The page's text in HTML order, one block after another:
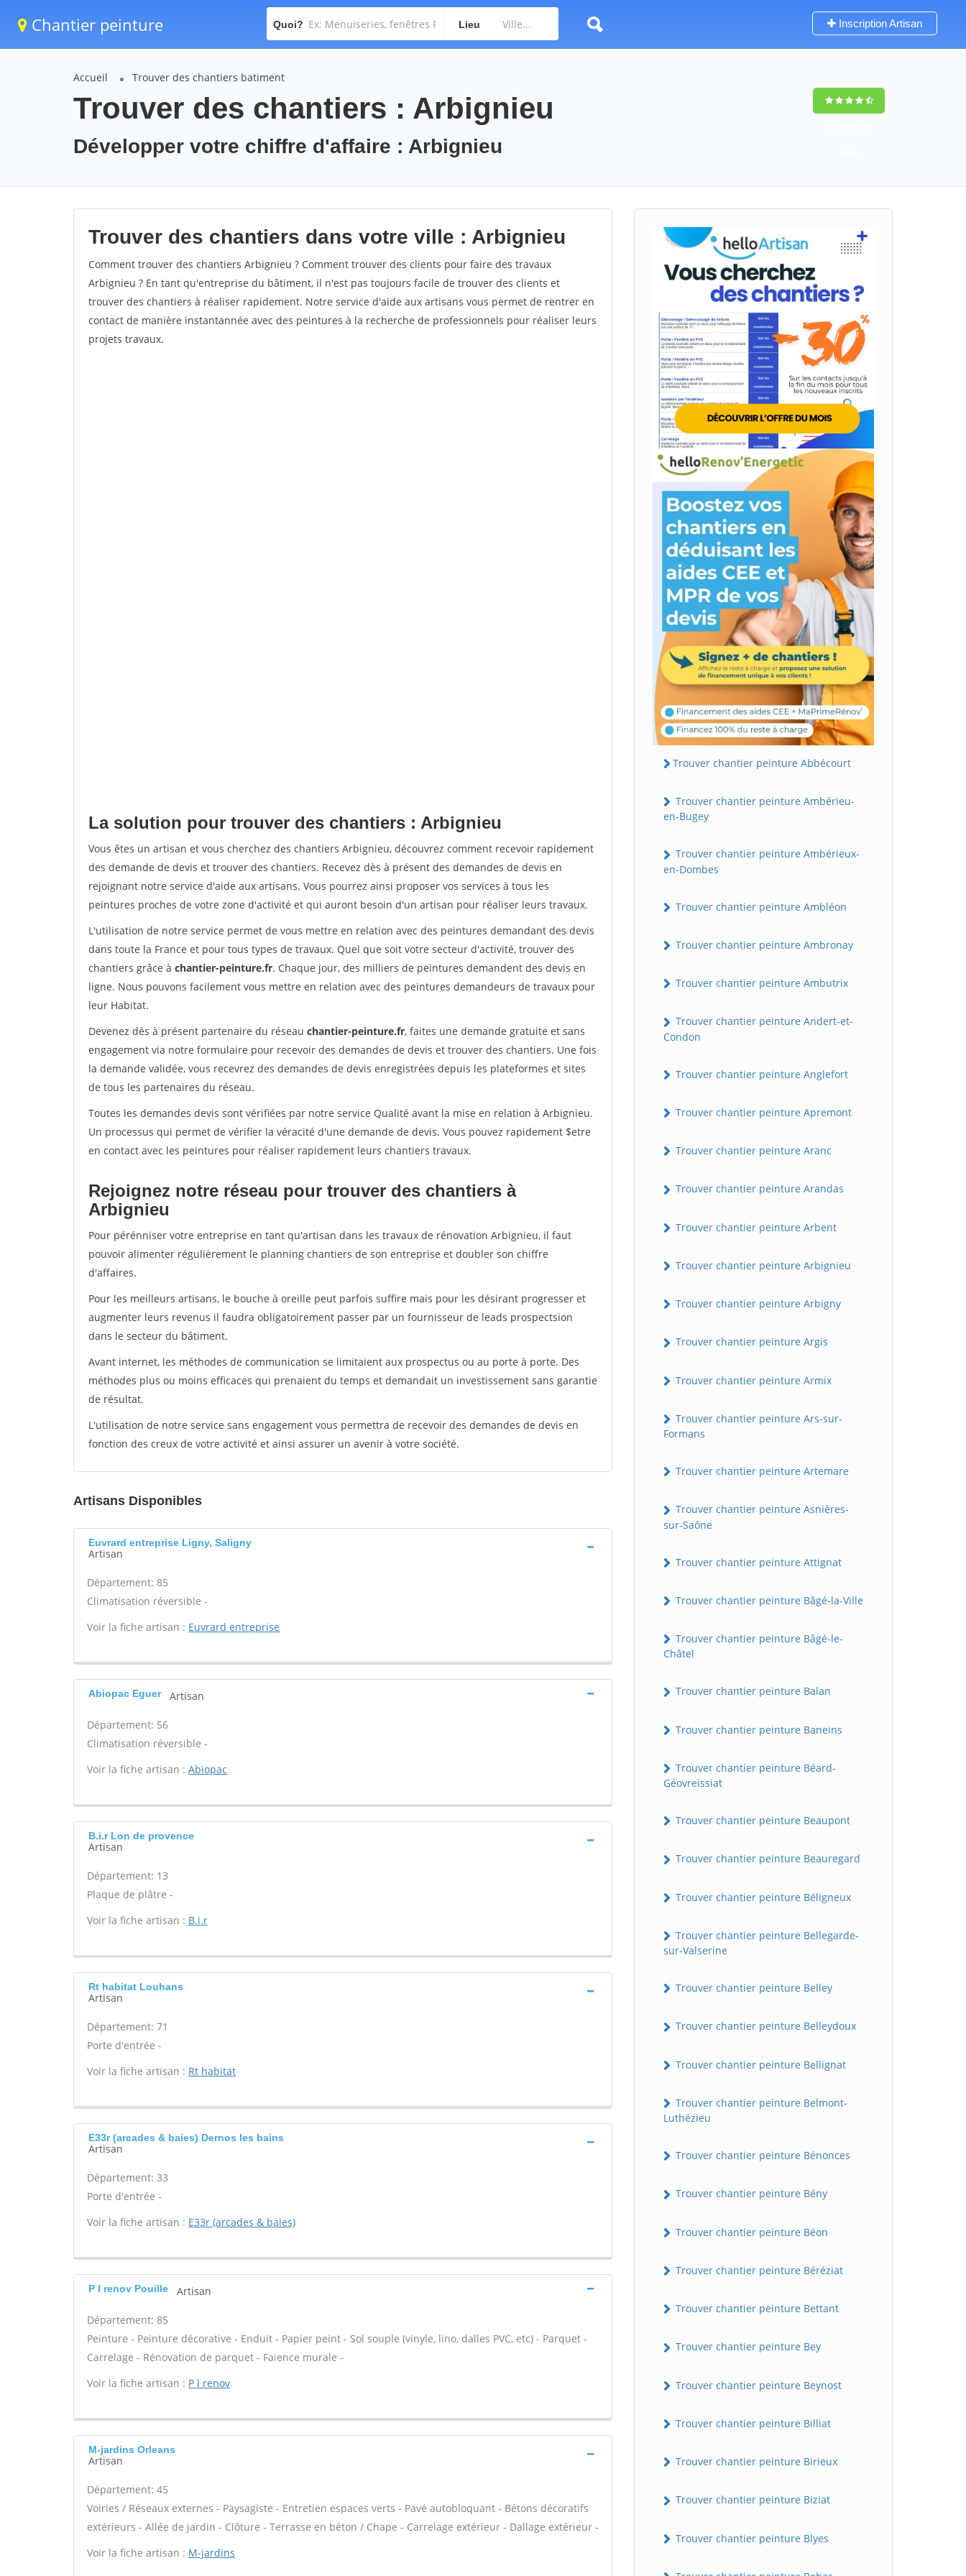
Chantier peinture Quoi? Lieu Inscription Artisan
Accueil Trouver des chantiers batiment
Trouver des chantiers : Arbignieu
Développer votre chiffre d'affaire : Arbignieu
Trouver des chantiers dans votre ville : Arbignieu
Comment trouver des chantiers Arbignieu ? Comment trouver des clients pour faire des travaux
Arbignieu ? En tant qu'entreprise du bâtiment, il n'est pas toujours facile de trouver des clients et
trouver des chantiers à réaliser rapidement. Notre service d'aide aux artisans vous permet de rentrer en
contact de manière instantannée avec des peintures à la recherche de professionnels pour réaliser leurs
projets travaux.
La solution pour trouver des chantiers : Arbignieu
Vous êtes un artisan et vous cherchez des chantiers Arbignieu, découvrez comment recevoir rapidement
des demande de devis et trouver des chantiers. Recevez dès à présent des demandes de devis en
rejoignant notre service d'aide aux artisans. Vous pourrez ainsi proposer vos services à tous les
peintures proches de votre zone d'activité et qui auront besoin d'un artisan pour réaliser leurs travaux.
L'utilisation de notre service permet de vous mettre en relation avec des peintures demandant des devis
dans toute la France et pour tous types de travaux. Quel que soit votre secteur d'activité, trouver des
chantiers grâce à chantier-peinture.fr. Chaque jour, des milliers de peintures demandent des devis en
ligne. Nous pouvons facilement vous mettre en relation avec des peintures demandeurs de travaux pour
leur Habitat.
Devenez dès à présent partenaire du réseau chantier-peinture.fr, faites une demande gratuite et sans
engagement via notre formulaire pour recevoir des demandes de devis et trouver des chantiers. Une fois
la demande validée, vous recevrez des demandes de devis enregistrées depuis les plateformes et sites
de tous les partenaires du réseau.
Toutes les demandes devis sont vérifiées par notre service Qualité avant la mise en relation à Arbignieu.
Un processus qui permet de vérifier la véracité d'une demande de devis. Vous pouvez rapidement $etre
en contact avec les peintures pour réaliser rapidement leurs chantiers travaux.
Rejoignez notre réseau pour trouver des chantiers à
Arbignieu
Pour pérénniser votre entreprise en tant qu'artisan dans les travaux de rénovation Arbignieu, il faut
pouvoir alimenter régulièrement le planning chantiers de son entreprise et doubler son chiffre
d'affaires.
Pour les meilleurs artisans, le bouche à oreille peut parfois suffire mais pour les désirant progresser et
augmenter leurs revenus il faudra obligatoirement passer par un fournisseur de leads prospectsion
dans le secteur du bâtiment.
Avant internet, les méthodes de communication se limitaient aux prospectus ou au porte à porte. Des
méthodes plus ou moins efficaces qui prenaient du temps et demandait un investissement sans garantie
de résultat.
L'utilisation de notre service sans engagement vous permettra de recevoir des demandes de devis en
fonction des creux de votre activité et ainsi assurer un avenir à votre société.
Artisans Disponibles
Euvrard entreprise Ligny, Saligny
Artisan
Département: 85
Climatisation réversible -
Voir la fiche artisan : Euvrard entreprise
Abiopac Eguer Artisan
Département: 56
Climatisation réversible -
Voir la fiche artisan : Abiopac
B.i.r Lon de provence
Artisan
Département: 13
Plaque de plâtre -
Voir la fiche artisan : B.i.r
Rt habitat Louhans
Artisan
Département: 71
Porte d'entrée -
Voir la fiche artisan : Rt habitat
E33r (arcades & baies) Dernos les bains
Artisan
Département: 33
Porte d'entrée -
Voir la fiche artisan : E33r (arcades & baies)
P l renov Pouille Artisan
Département: 85
Peinture - Peinture décorative - Enduit - Papier peint - Sol souple (vinyle, lino, dalles PVC, etc) - Parquet -
Carrelage - Rénovation de parquet - Faïence murale -
Voir la fiche artisan : P l renov
M-jardins Orleans
Artisan
Département: 45
Voiries / Réseaux externes - Paysagiste - Entretien espaces verts - Pavé autobloquant - Bétons décoratifs
extérieurs - Allée de jardin - Clôture - Terrasse en béton / Chape - Carrelage extérieur - Dallage extérieur -
Voir la fiche artisan : M-jardins
Trouver chantier peinture Abbécourt
Trouver chantier peinture Ambérieu-
en-Bugey
Trouver chantier peinture Ambérieux-
en-Dombes
Trouver chantier peinture Ambléon
Trouver chantier peinture Ambronay
Trouver chantier peinture Ambutrix
Trouver chantier peinture Andert-et-
Condon
Trouver chantier peinture Anglefort
Trouver chantier peinture Apremont
Trouver chantier peinture Aranc
Trouver chantier peinture Arandas
Trouver chantier peinture Arbent
Trouver chantier peinture Arbignieu
Trouver chantier peinture Arbigny
Trouver chantier peinture Argis
Trouver chantier peinture Armix
Trouver chantier peinture Ars-sur-
Formans
Trouver chantier peinture Artemare
Trouver chantier peinture Asnières-
sur-Saône
Trouver chantier peinture Attignat
Trouver chantier peinture Bâgé-la-Ville
Trouver chantier peinture Bâgé-le-
Châtel
Trouver chantier peinture Balan
Trouver chantier peinture Baneins
Trouver chantier peinture Béard-
Géovreissiat
Trouver chantier peinture Beaupont
Trouver chantier peinture Beauregard
Trouver chantier peinture Béligneux
Trouver chantier peinture Bellegarde-
sur-Valserine
Trouver chantier peinture Belley
Trouver chantier peinture Belleydoux
Trouver chantier peinture Bellignat
Trouver chantier peinture Belmont-
Luthézieu
Trouver chantier peinture Bénonces
Trouver chantier peinture Bény
Trouver chantier peinture Béon
Trouver chantier peinture Béréziat
Trouver chantier peinture Bettant
Trouver chantier peinture Bey
Trouver chantier peinture Beynost
Trouver chantier peinture Billiat
Trouver chantier peinture Birieux
Trouver chantier peinture Biziat
Trouver chantier peinture Blyes